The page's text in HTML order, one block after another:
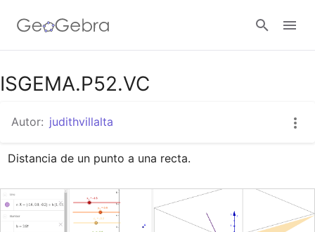
Google Classroom
GeoGebra Classroom
ISGEMA.P52.VC
Autor: judithvillalta
Distancia de un punto a una recta.